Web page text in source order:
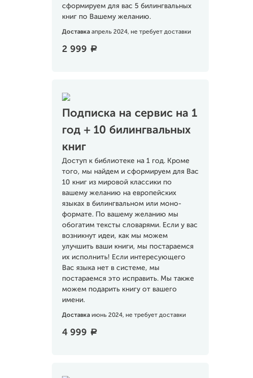
сформируем для вас 5 билингвальных
книг по Вашему желанию.
Доставка апрель 2024, не требует доставки
2 999 a
Подписка на сервис на 1
год + 10 билингвальных
книг
Доступ к библиотеке на 1 год. Кроме
того, мы найдем и сформируем для Вас
10 книг из мировой классики по
вашему желанию на европейских
языках в билингвальном или моно-
формате. По вашему желанию мы
обогатим тексты словарями. Если у вас
возникнут идеи, как мы можем
улучшить ваши книги, мы постараемся
их исполнить! Если интересующего
Вас языка нет в системе, мы
постараемся это исправить. Мы также
можем подарить книгу от вашего
имени.
Доставка июнь 2024, не требует доставки
4 999 a